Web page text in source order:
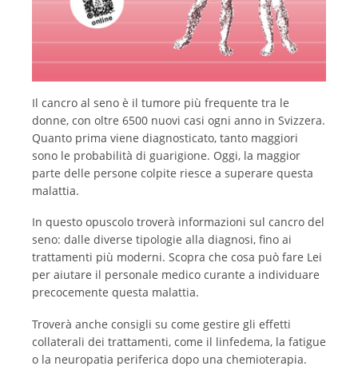
Il cancro al seno è il tumore più frequente tra le
donne, con oltre 6500 nuovi casi ogni anno in Svizzera.
Quanto prima viene diagnosticato, tanto maggiori
sono le probabilità di guarigione. Oggi, la maggior
parte delle persone colpite riesce a superare questa
malattia.
In questo opuscolo troverà informazioni sul cancro del
seno: dalle diverse tipologie alla diagnosi, fino ai
trattamenti più moderni. Scopra che cosa può fare Lei
per aiutare il personale medico curante a individuare
precocemente questa malattia.
Troverà anche consigli su come gestire gli effetti
collaterali dei trattamenti, come il linfedema, la fatigue
o la neuropatia periferica dopo una chemioterapia.